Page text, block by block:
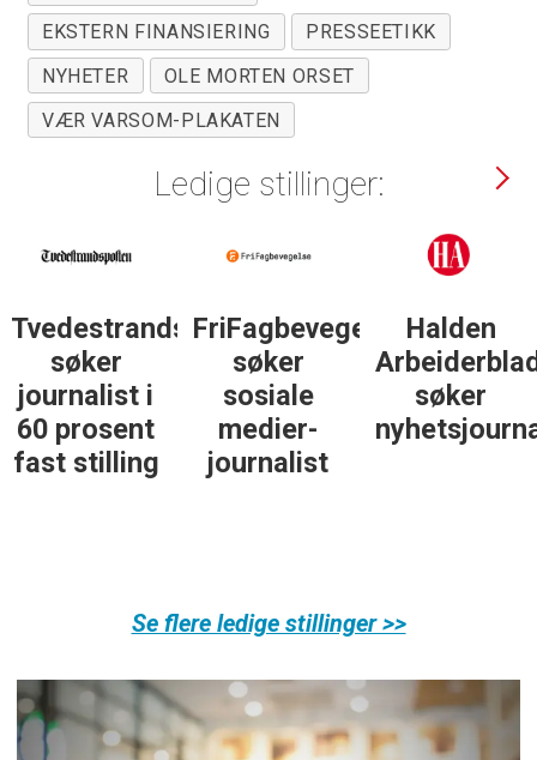
EKSTERN FINANSIERING
PRESSEETIKK
NYHETER
OLE MORTEN ORSET
VÆR VARSOM-PLAKATEN
Ledige stillinger:
Halden
Arbeiderblad
søker
nyhetsjournalist
Støttegruppa
25. juni
søker
journalist
Journalist
med teft
for digitale
spor? Bli
Se flere ledige stillinger >>